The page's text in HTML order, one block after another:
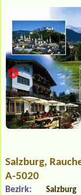
Salzburg,
A-5020
Bezirk: Salzburg